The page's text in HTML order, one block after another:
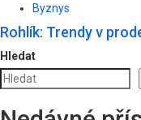
Byznys
Rohlík: Trendy v
Hledat